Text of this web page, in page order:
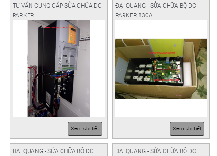
TƯ VẤN-CUNG CẤP-SỬA CHỮA DC
PARKER...
Xem chi tiết
ĐẠI QUANG - SỬA CHỮA BỘ DC
PARKER 830A
Xem chi tiết
ĐẠI QUANG - SỬA CHỮA BỘ DC
ĐẠI QUANG - SỬA CHỮA BỘ DC